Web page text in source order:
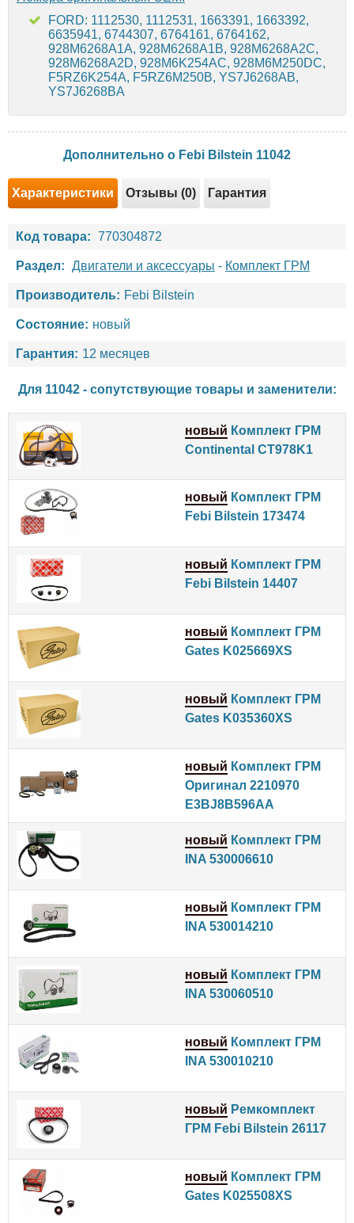
FORD: 1112530, 1112531, 1663391, 1663392,
6635941, 6744307, 6764161, 6764162,
928M6268A1A, 928M6268A1B, 928M6268A2C,
928M6268A2D, 928M6K254AC, 928M6M250DC,
F5RZ6K254A, F5RZ6M250B, YS7J6268AB,
YS7J6268BA
Дополнительно о Febi Bilstein 11042
Характеристики Отзывы (0) Гарантия
Код товара: 770304872
Раздел: Двигатели и аксессуары - Комплект ГРМ
Производитель: Febi Bilstein
Состояние: новый
Гарантия: 12 месяцев
Для 11042 - сопутствующие товары и заменители:
новый Комплект ГРМ
Continental CT978K1
новый Комплект ГРМ
Febi Bilstein 173474
новый Комплект ГРМ
Febi Bilstein 14407
новый Комплект ГРМ
Gates K025669XS
новый Комплект ГРМ
Gates K035360XS
новый Комплект ГРМ
Оригинал 2210970
E3BJ8B596AA
новый Комплект ГРМ
INA 530006610
новый Комплект ГРМ
INA 530014210
новый Комплект ГРМ
INA 530060510
новый Комплект ГРМ
INA 530010210
новый Ремкомплект
ГРМ Febi Bilstein 26117
новый Комплект ГРМ
Gates K025508XS